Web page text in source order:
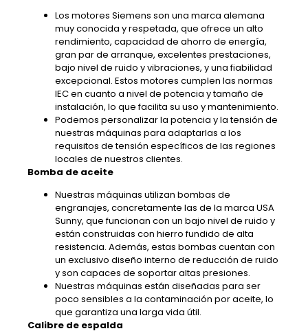
Los motores Siemens son una marca alemana
muy conocida y respetada, que ofrece un alto
rendimiento, capacidad de ahorro de energía,
gran par de arranque, excelentes prestaciones,
bajo nivel de ruido y vibraciones, y una fiabilidad
excepcional. Estos motores cumplen las normas
IEC en cuanto a nivel de potencia y tamaño de
instalación, lo que facilita su uso y mantenimiento.
Podemos personalizar la potencia y la tensión de
nuestras máquinas para adaptarlas a los
requisitos de tensión específicos de las regiones
locales de nuestros clientes.
Bomba de aceite
Nuestras máquinas utilizan bombas de
engranajes, concretamente las de la marca USA
Sunny, que funcionan con un bajo nivel de ruido y
están construidas con hierro fundido de alta
resistencia. Además, estas bombas cuentan con
un exclusivo diseño interno de reducción de ruido
y son capaces de soportar altas presiones.
Nuestras máquinas están diseñadas para ser
poco sensibles a la contaminación por aceite, lo
que garantiza una larga vida útil.
Calibre de espalda